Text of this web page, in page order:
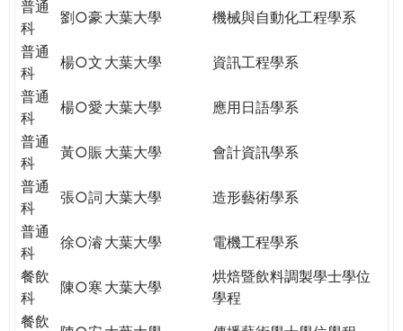
普通
科
劉○豪 大葉大學
機械與自動化工程學系
普通
科
楊○文 大葉大學
資訊工程學系
普通
科
楊○愛 大葉大學
應用日語學系
普通
科
黃○賑 大葉大學
會計資訊學系
普通
科
張○詞 大葉大學
造形藝術學系
普通
科
徐○濬大葉大學
電機工程學系
餐飲
科
陳○寒 大葉大學
烘焙暨飲料調製學士學位
學程
餐飲